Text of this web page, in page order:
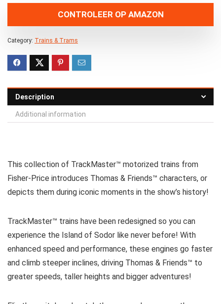
CONTROLEER OP AMAZON
Category: Trains & Trams
Description
Additional information
This collection of TrackMaster™ motorized trains from
Fisher-Price introduces Thomas & Friends™ characters, or
depicts them during iconic moments in the show’s history!
TrackMaster™ trains have been redesigned so you can
experience the Island of Sodor like never before! With
enhanced speed and performance, these engines go faster
and climb steeper inclines, driving Thomas & Friends™ to
greater speeds, taller heights and bigger adventures!